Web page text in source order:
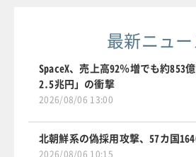
最新ニュ
SpaceX、売上高92％増でも約853
2.5兆円」の衝撃
2026/08/06 13:00
北朝鮮系の偽採用攻撃、57カ国
2026/08/06 10:15